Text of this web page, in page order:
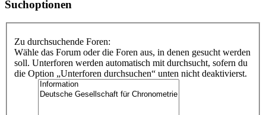
Suchoptionen
Zu durchsuchende Foren:
Wähle das Forum oder die Foren aus, in denen gesucht werden
soll. Unterforen werden automatisch mit durchsucht, sofern du
die Option „Unterforen durchsuchen“ unten nicht deaktivierst.